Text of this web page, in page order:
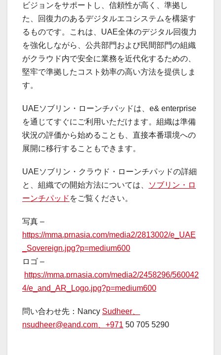
ビジョンをサポートし、信頼性が高く、準拠し
た、回復力のあるデジタルエコシステムを構築す
るものです。これは、UAE全体のデジタル回復力
を強化しながら、公共部門および民間部門の組織
がクラウド内で安全に業務を近代化するための、
堅牢で準拠したコスト効率の高い方法を提供しま
す。
UAEソブリン・ローンチパッドは、e& enterprise
を通じてすぐにご利用いただけます。組織は準備
状況の評価から始めることも、直接本番環境への
展開に移行することもできます。
UAEソブリン・クラウド・ローンチパッドの詳細
と、組織での開始方法については、
ソブリン・ロ
ーンチパッド をご覧ください。
写真 –
https://mma.prnasia.com/media2/2813002/e_UAE
_Sovereign.jpg?p=medium600
ロゴ –
https://mma.prnasia.com/media2/2458296/560042
4/e_and_AR_Logo.jpg?p=medium600
問い合わせ先：Nancy Sudheer、
nsudheer@eand.com、+971 50 705 5290